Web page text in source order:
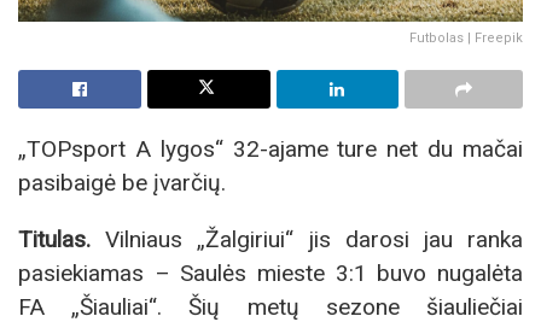
Futbolas | Freepik
„TOPsport A lygos“ 32-ajame ture net du mačai
pasibaigė be įvarčių.
Titulas. Vilniaus „Žalgiriui“ jis darosi jau ranka
pasiekiamas – Saulės mieste 3:1 buvo nugalėta
FA „Šiauliai“. Šių metų sezone šiauliečiai